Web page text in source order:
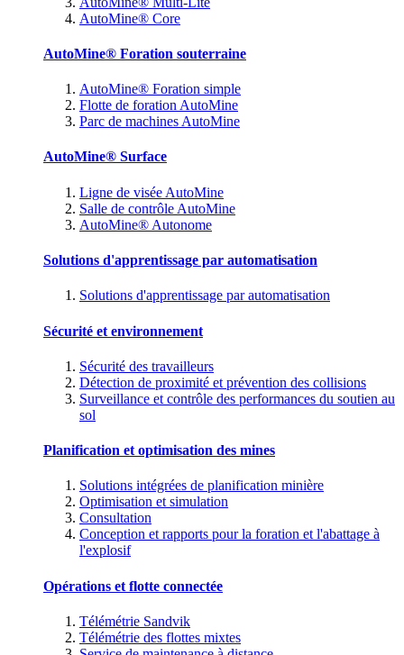
AutoMine® Core
AutoMine® Foration souterraine
AutoMine® Foration simple
Flotte de foration AutoMine
Parc de machines AutoMine
AutoMine® Surface
Ligne de visée AutoMine
Salle de contrôle AutoMine
AutoMine® Autonome
Solutions d'apprentissage par automatisation
Solutions d'apprentissage par automatisation
Sécurité et environnement
Sécurité des travailleurs
Détection de proximité et prévention des collisions
Surveillance et contrôle des performances du soutien au
sol
Planification et optimisation des mines
Solutions intégrées de planification minière
Optimisation et simulation
Consultation
Conception et rapports pour la foration et l'abattage à
l'explosif
Opérations et flotte connectée
Télémétrie Sandvik
Télémétrie des flottes mixtes